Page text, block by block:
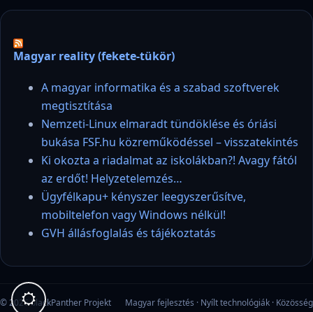
Magyar reality (fekete-tükör)
A magyar informatika és a szabad szoftverek
megtisztítása
Nemzeti-Linux elmaradt tündöklése és óriási
bukása FSF.hu közreműködéssel – visszatekintés
Ki okozta a riadalmat az iskolákban?! Avagy fától
az erdőt! Helyzetelemzés…
Ügyfélkapu+ kényszer leegyszerűsítve,
mobiltelefon vagy Windows nélkül!
GVH állásfoglalás és tájékoztatás
© 2026 blackPanther Projekt Magyar fejlesztés · Nyílt technológiák · Közösség